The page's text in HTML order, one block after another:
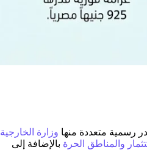
رسمية متعددة منها وزارة الخارجية
والمناطق الحرة بالإضافة إلى